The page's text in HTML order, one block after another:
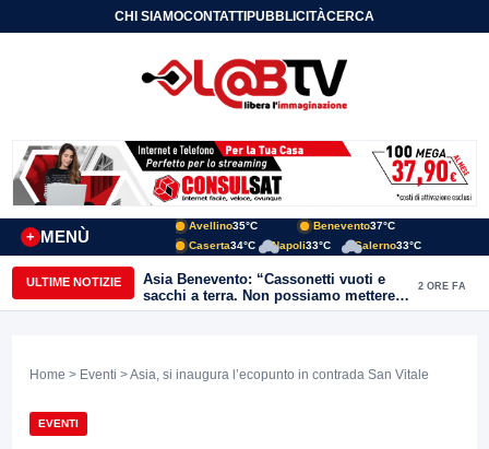
CHI SIAMOCONTATTIPUBBLICITÀCERCA
MENÙ
+
Avellino35°C Benevento37°C
Caserta34°C Napoli33°C Salerno33°C
ULTIME NOTIZIE
Asia Benevento: “Cassonetti vuoti e
sacchi a terra. Non possiamo mettere
una toppa alla mancanza di rispetto”
2 ORE FA
Home > Eventi > Asia, si inaugura l’ecopunto in contrada San Vitale
EVENTI